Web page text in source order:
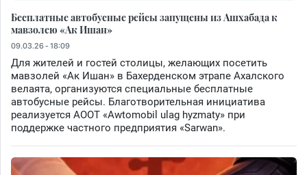
Бесплатные автобусные рейсы запущены из Ашхабада к
мавзолею «Ак Ишан»
09.03.26 - 18:09
Для жителей и гостей столицы, желающих посетить
мавзолей «Ак Ишан» в Бахерденском этрапе Ахалского
велаята, организуются специальные бесплатные
автобусные рейсы. Благотворительная инициатива
реализуется АООТ «Awtomobil ulag hyzmaty» при
поддержке частного предприятия «Sarwan».